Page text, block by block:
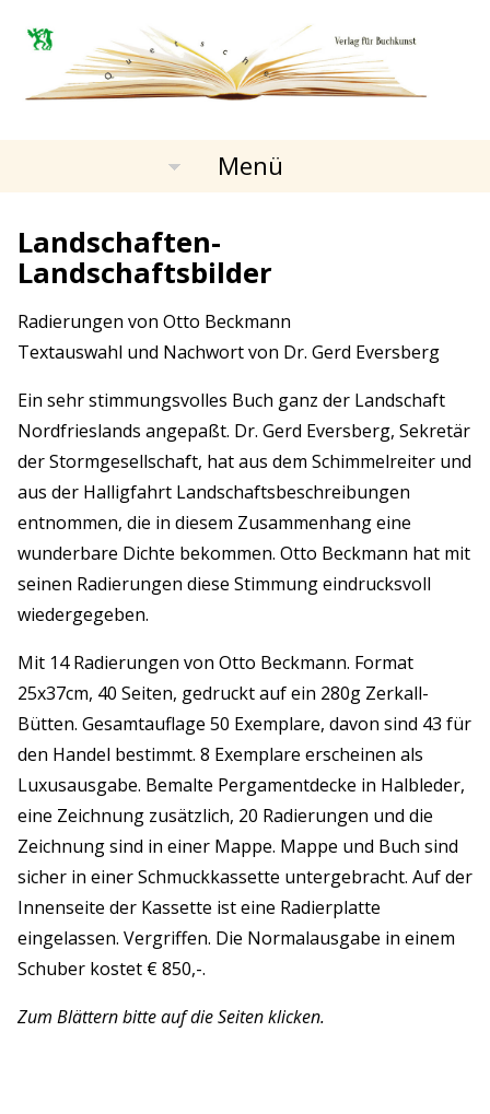
Menü
Landschaften-
Landschaftsbilder
Radierungen von Otto Beckmann
Textauswahl und Nachwort von Dr. Gerd Eversberg
Ein sehr stimmungsvolles Buch ganz der Landschaft
Nordfrieslands angepaßt. Dr. Gerd Eversberg, Sekretär
der Stormgesellschaft, hat aus dem Schimmelreiter und
aus der Halligfahrt Landschaftsbeschreibungen
entnommen, die in diesem Zusammenhang eine
wunderbare Dichte bekommen. Otto Beckmann hat mit
seinen Radierungen diese Stimmung eindrucksvoll
wiedergegeben.
Mit 14 Radierungen von Otto Beckmann. Format
25x37cm, 40 Seiten, gedruckt auf ein 280g Zerkall-
Bütten. Gesamtauflage 50 Exemplare, davon sind 43 für
den Handel bestimmt. 8 Exemplare erscheinen als
Luxusausgabe. Bemalte Pergamentdecke in Halbleder,
eine Zeichnung zusätzlich, 20 Radierungen und die
Zeichnung sind in einer Mappe. Mappe und Buch sind
sicher in einer Schmuckkassette untergebracht. Auf der
Innenseite der Kassette ist eine Radierplatte
eingelassen. Vergriffen. Die Normalausgabe in einem
Schuber kostet € 850,-.
Zum Blättern bitte auf die Seiten klicken.